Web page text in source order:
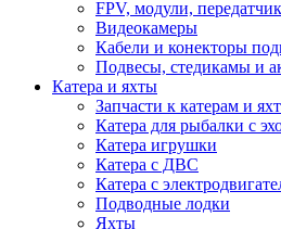
FPV, модули,
Видеокамеры
Кабели и конекторы
Подвесы, стедикамы и
Катера и яхты
Запчасти к катерам и
Катера для рыбалки с
Катера игрушки
Катера с ДВС
Катера с
Подводные лодки
Яхты